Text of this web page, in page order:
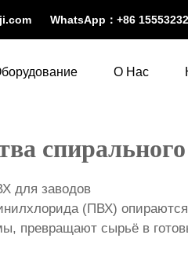
WhatsApp： +86
О Нас
для заводов
(ПВХ)
превращают сырьё в